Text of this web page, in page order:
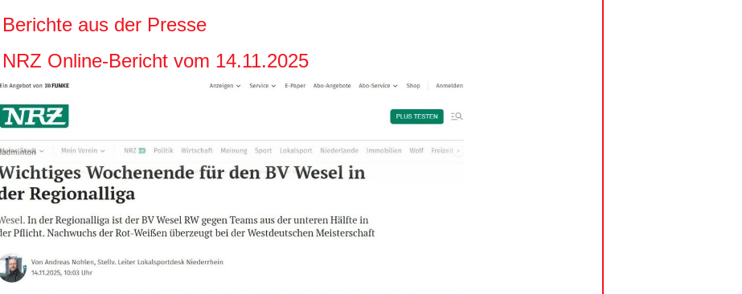
Berichte aus der Presse
NRZ Online-Bericht vom 14.11.2025